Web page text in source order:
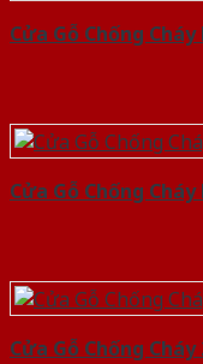
Cửa Gỗ Chống
Cửa Gỗ Chống
Cửa Gỗ Chống